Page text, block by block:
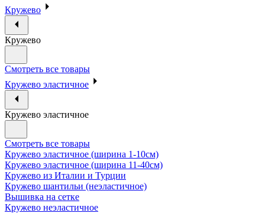
Кружево
Кружево
Смотреть все товары
Кружево эластичное
Кружево эластичное
Смотреть все товары
Кружево эластичное (ширина 1-10см)
Кружево эластичное (ширина 11-40см)
Кружево из Италии и Турции
Кружево шантильи (неэластичное)
Вышивка на сетке
Кружево неэластичное